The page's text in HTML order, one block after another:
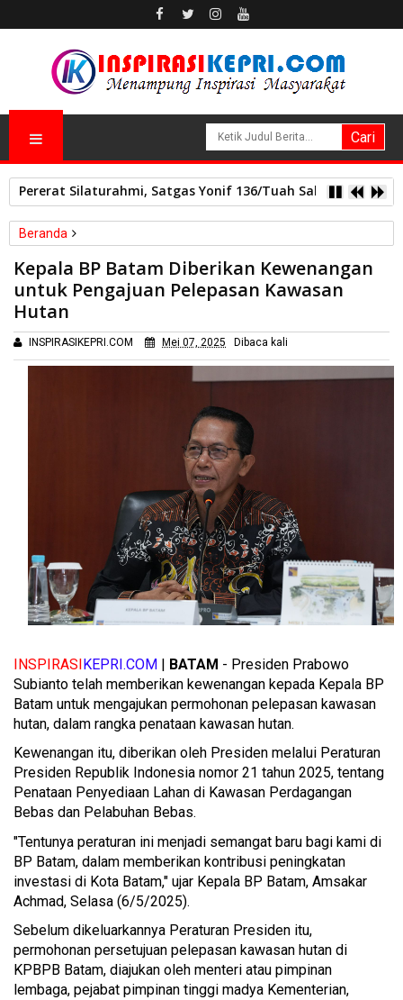
Pererat Silaturahmi, Satgas Yonif 136/Tuah Sakti Pos Ilu
Beranda
Kepala BP Batam Diberikan Kewenangan untuk Pengajuan
Pelepasan Kawasan Hutan
Kepala BP Batam Diberikan Kewenangan
untuk Pengajuan Pelepasan Kawasan
Hutan
INSPIRASIKEPRI.COM Mei 07, 2025 Dibaca kali
INSPIRASIKEPRI.COM | BATAM - Presiden Prabowo
Subianto telah memberikan kewenangan kepada Kepala BP
Batam untuk mengajukan permohonan pelepasan kawasan
hutan, dalam rangka penataan kawasan hutan.
Kewenangan itu, diberikan oleh Presiden melalui Peraturan
Presiden Republik Indonesia nomor 21 tahun 2025, tentang
Penataan Penyediaan Lahan di Kawasan Perdagangan
Bebas dan Pelabuhan Bebas.
"Tentunya peraturan ini menjadi semangat baru bagi kami di
BP Batam, dalam memberikan kontribusi peningkatan
investasi di Kota Batam," ujar Kepala BP Batam, Amsakar
Achmad, Selasa (6/5/2025).
Sebelum dikeluarkannya Peraturan Presiden itu,
permohonan persetujuan pelepasan kawasan hutan di
KPBPB Batam, diajukan oleh menteri atau pimpinan
lembaga, pejabat pimpinan tinggi madya Kementerian,